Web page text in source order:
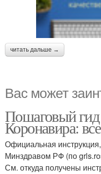
читать дальше →
Вас может
Пошаговый
Коронавира:
Официальная
Минздравом РФ (по
См. откуда получены